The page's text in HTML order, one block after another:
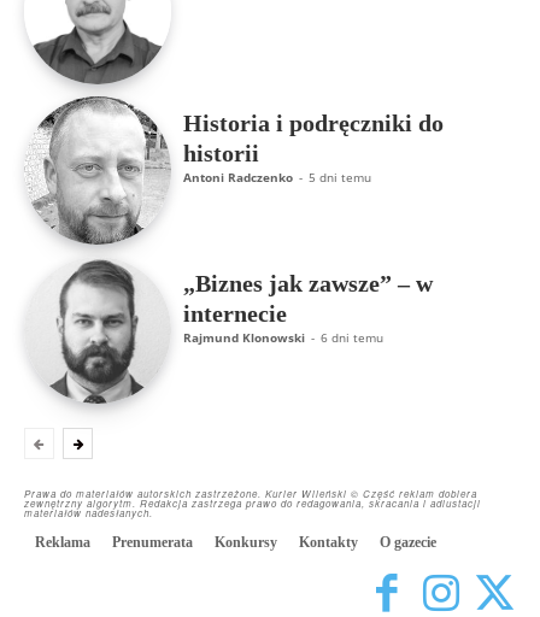
Historia i podręczniki do
historii
Antoni Radczenko - 5 dni temu
„Biznes jak zawsze” – w
internecie
Rajmund Klonowski - 6 dni temu
Prawa do materiałów autorskich zastrzeżone. Kurier Wileński © Część reklam dobiera
zewnętrzny algorytm. Redakcja zastrzega prawo do redagowania, skracania i adiustacji
materiałów nadesłanych.
Reklama Prenumerata Konkursy Kontakty O gazecie